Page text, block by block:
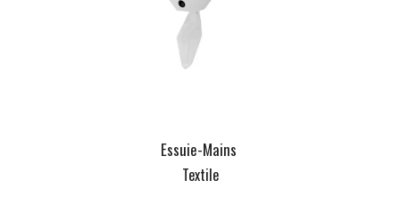
Essuie-Mains
Textile